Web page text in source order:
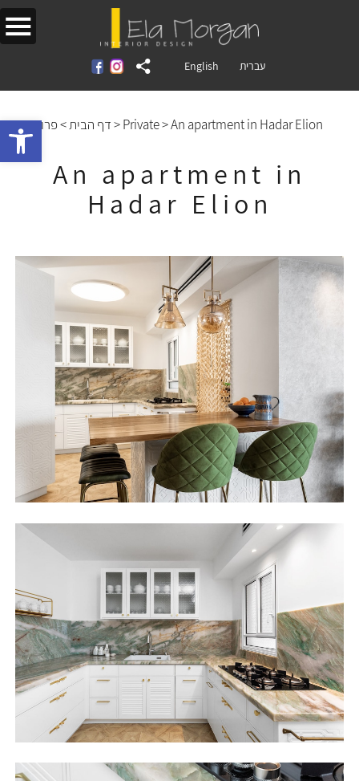
English עברית
דף הבית>פרויקטים >Private>An apartment in Hadar Elion
An apartment in
Hadar Elion
Open toolbar